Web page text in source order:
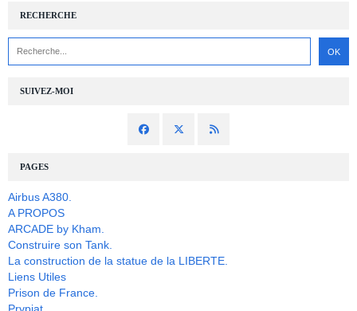
SUIVEZ-MOI
RECHERCHE
PAGES
Airbus A380.
A PROPOS
ARCADE by Kham.
Construire son Tank.
La construction de la statue de la LIBERTE.
Liens Utiles
Prison de France.